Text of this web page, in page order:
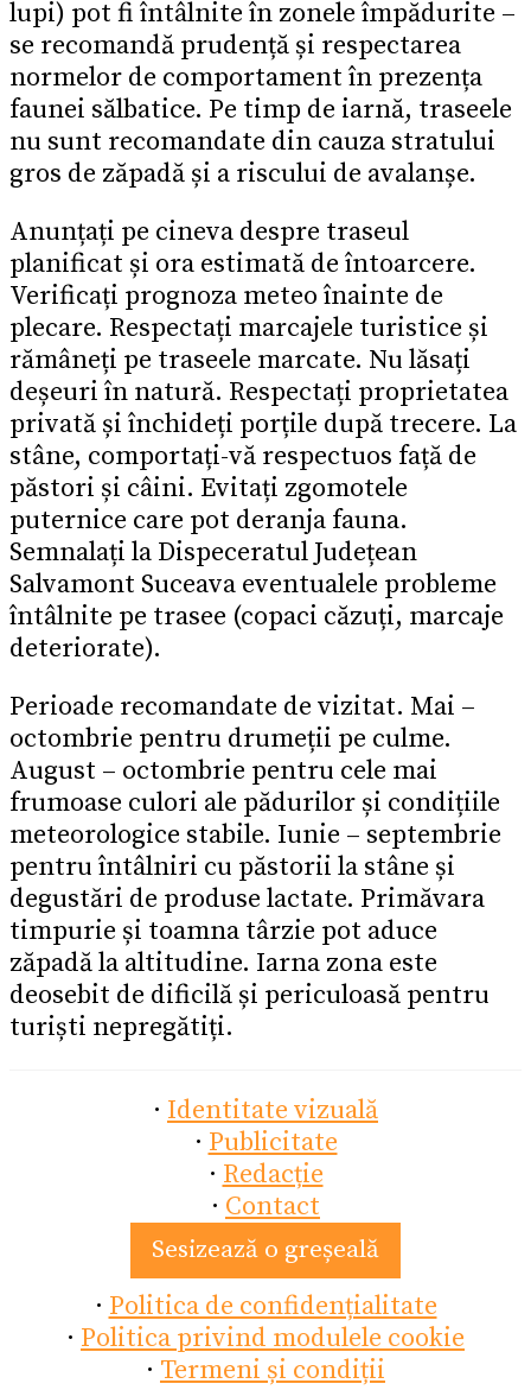
lupi) pot fi întâlnite în zonele împădurite –
se recomandă prudență și respectarea
normelor de comportament în prezența
faunei sălbatice. Pe timp de iarnă, traseele
nu sunt recomandate din cauza stratului
gros de zăpadă și a riscului de avalanșe.
Anunțați pe cineva despre traseul
planificat și ora estimată de întoarcere.
Verificați prognoza meteo înainte de
plecare. Respectați marcajele turistice și
rămâneți pe traseele marcate. Nu lăsați
deșeuri în natură. Respectați proprietatea
privată și închideți porțile după trecere. La
stâne, comportați-vă respectuos față de
păstori și câini. Evitați zgomotele
puternice care pot deranja fauna.
Semnalați la Dispeceratul Județean
Salvamont Suceava eventualele probleme
întâlnite pe trasee (copaci căzuți, marcaje
deteriorate).
Perioade recomandate de vizitat. Mai –
octombrie pentru drumeții pe culme.
August – octombrie pentru cele mai
frumoase culori ale pădurilor și condițiile
meteorologice stabile. Iunie – septembrie
pentru întâlniri cu păstorii la stâne și
degustări de produse lactate. Primăvara
timpurie și toamna târzie pot aduce
zăpadă la altitudine. Iarna zona este
deosebit de dificilă și periculoasă pentru
turiști nepregătiți.
· Identitate vizuală
· Publicitate
· Redacție
· Contact
Sesizează o greșeală
· Politica de confidențialitate
· Politica privind modulele cookie
· Termeni și condiții